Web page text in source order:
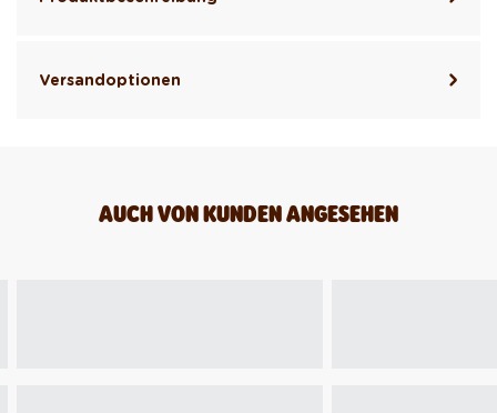
Versandoptionen
AUCH VON KUNDEN ANGESEHEN